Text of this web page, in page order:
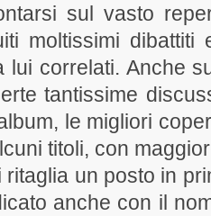
sul vasto
moltissimi dibattiti
lui correlati. Anche
tantissime
le migliori
titoli, con
ritaglia un posto in
anche con il